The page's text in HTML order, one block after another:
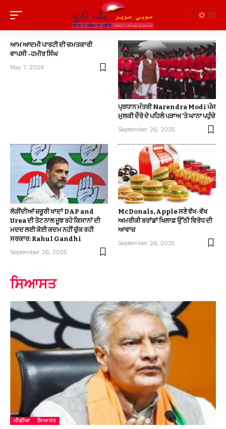
ਆਮ ਆਦਮੀ ਪਾਰਟੀ ਦੀ ਚਮਤਕਾਰੀ
ਵਾਪਸੀ -ਹਮੀਰ ਸਿੰਘ
May 7, 2026
ਪ੍ਰਧਾਨ ਮੰਤਰੀ Narendra Modi ਪੰਜ
ਮੁਲਕੀ ਦੌਰੇ ਦੇ ਪਹਿਲੇ ਪੜਾਅ ’ਤੇ ਘਾਨਾ ਪਹੁੰਚੇ
September 26, 2025
ਲੋੜੀਂਦੀਆਂ ਜ਼ਰੂਰੀ ਖਾਦਾਂ DAP and
Urea ਦੀ ਤੋਟ ਨਾਲ ਜੂਝ ਰਹੇ ਕਿਸਾਨਾਂ ਦੀ
ਮਦਦ ਲਈ ਕੋਈ ਕਦਮ ਨਹੀਂ ਚੁੱਕ ਰਹੀ
ਸਰਕਾਰ: Rahul Gandhi
September 26, 2025
McDonals, Apple ਸਣੇ ਵੱਖ-ਵੱਖ
ਅਮਰੀਕੀ ਬਰਾਂਡਾਂ ਖਿਲਾਫ਼ ਉੱਠੀ ਵਿਰੋਧ ਦੀ
ਆਵਾਜ਼
September 26, 2025
ਸਿਆਸਤ
ਮੀਡੀਆ ਸਿਆਸਤ